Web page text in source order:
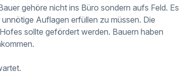
gehöre nicht ins Büro sondern aufs Feld. Es
Auflagen erfüllen zu müssen. Die
sollte gefördert werden. Bauern haben